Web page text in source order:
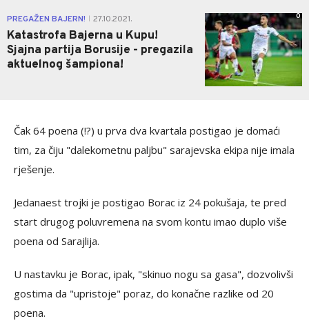
PREGAŽEN BAJERN! 27.10.2021.
Katastrofa Bajerna u Kupu!
Sjajna partija Borusije - pregazila
aktuelnog šampiona!
0
Čak 64 poena (!?) u prva dva kvartala postigao je domaći
tim, za čiju "dalekometnu paljbu" sarajevska ekipa nije imala
rješenje.
Jedanaest trojki je postigao Borac iz 24 pokušaja, te pred
start drugog poluvremena na svom kontu imao duplo više
poena od Sarajlija.
U nastavku je Borac, ipak, "skinuo nogu sa gasa", dozvolivši
gostima da "upristoje" poraz, do konačne razlike od 20
poena.